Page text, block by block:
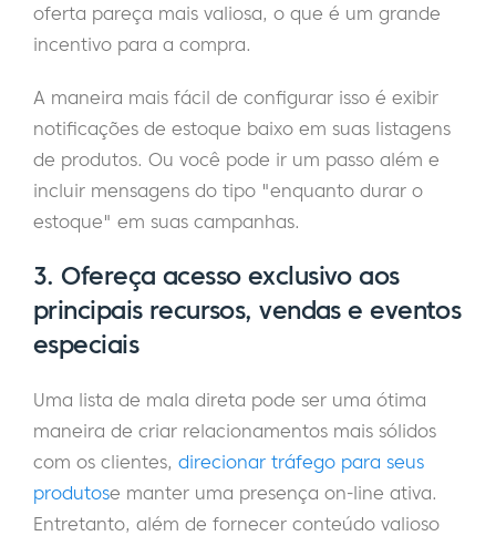
oferta pareça mais valiosa, o que é um grande
incentivo para a compra.
A maneira mais fácil de configurar isso é exibir
notificações de estoque baixo em suas listagens
de produtos. Ou você pode ir um passo além e
incluir mensagens do tipo "enquanto durar o
estoque" em suas campanhas.
3. Ofereça acesso exclusivo aos
principais recursos, vendas e eventos
especiais
Uma lista de mala direta pode ser uma ótima
maneira de criar relacionamentos mais sólidos
com os clientes, direcionar tráfego para seus
produtose manter uma presença on-line ativa.
Entretanto, além de fornecer conteúdo valioso